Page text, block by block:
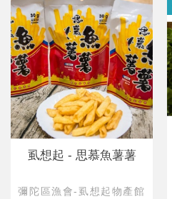
虱想起 - 思慕魚薯薯
彌陀區漁會-虱想起物產館